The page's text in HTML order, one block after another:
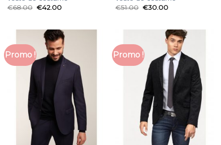
€68.00 €42.00
€51.00 €30.00
Promo ! Promo !